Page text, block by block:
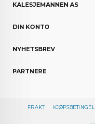
KALESJEMANNEN AS
DIN KONTO
NYHETSBREV
PARTNERE
FRAKT